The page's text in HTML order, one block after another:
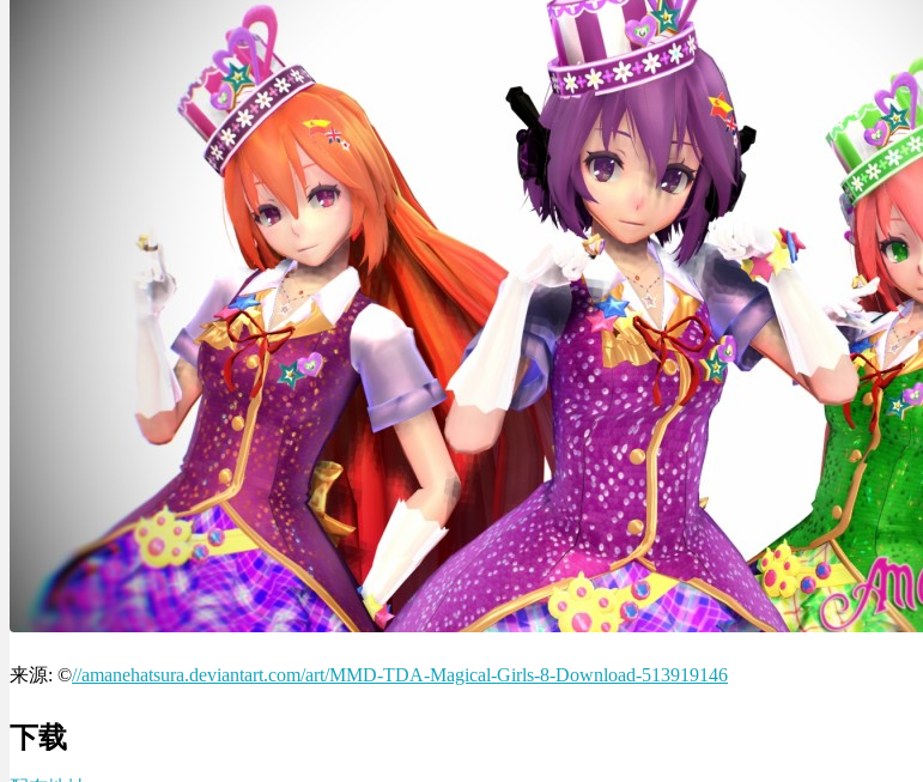
来源: ©//amanehatsura.deviantart.com/art/MMD-TDA-Magical-Girls-8-Download-513919146
下载